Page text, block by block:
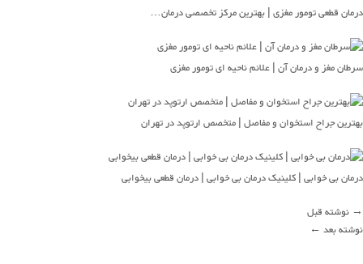
درمان قطعی تومور مغزی | بهترین مرکز تخصصی درمان…
سرطان مغز و درمان آن | علائم ناحیه ای تومور مغزی
بهترین جراح استخوان و مفاصل | متخصص ارتوپد در تهران
درمان بی خوابی | کلینیک درمان بی خوابی | درمان قطعی بیخوابی
→ نوشته قبل
نوشته بعد ←